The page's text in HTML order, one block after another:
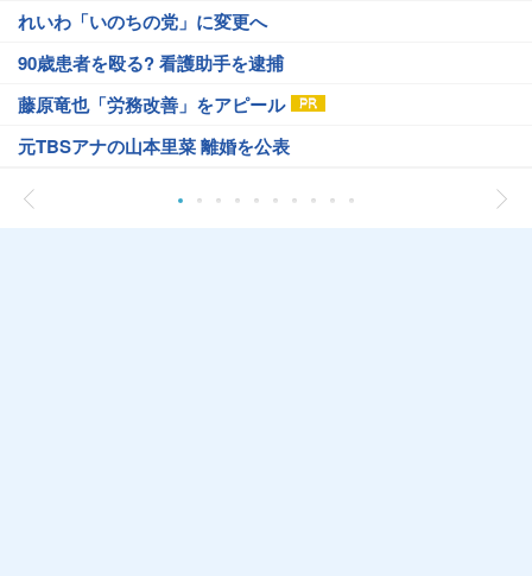
れいわ「いのちの党」に変更へ
90歳患者を殴る? 看護助手を逮捕
藤原竜也「労務改善」をアピール
元TBSアナの山本里菜 離婚を公表